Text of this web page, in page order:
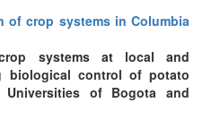
of crop systems in Columbia
systems at local and
biological control of potato
of Bogota and